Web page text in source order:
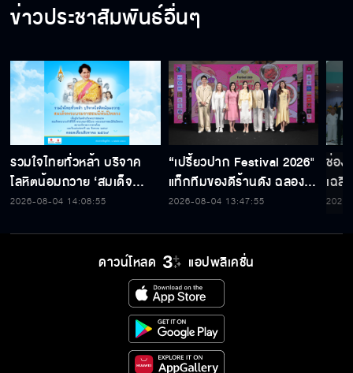
ข่าวประชาสัมพันธ์อื่นๆ
รวมใจไทยทั่วหล้า บริจาค
โลหิตน้อมถวาย ‘สมเด็จ
พระบรมราชชนนีพันปีหลวง’
ระลึก 80 พรรษาฯ อันทรง
2026-08-04 14:08:55
“เปรี้ยวปาก Festival 2026"
แท็กทีมของดีร้านดัง ฉลอง
ก้าวสู่ปีที่ 23
2026-08-04 13:47:55
ช่อง
เฉลิ
สมเ
พระ
ดาวน์โหลด แอปพลิเคชั่น